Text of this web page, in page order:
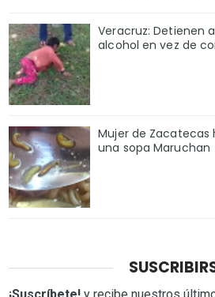
Veracruz: Detienen
alcohol en vez de
Mujer de Zacatecas
una sopa Maruchan
¡Suscríbete! y recibe nuestros